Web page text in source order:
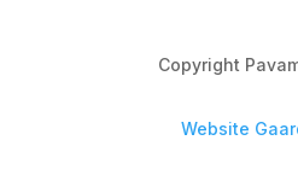
Copyright
Website